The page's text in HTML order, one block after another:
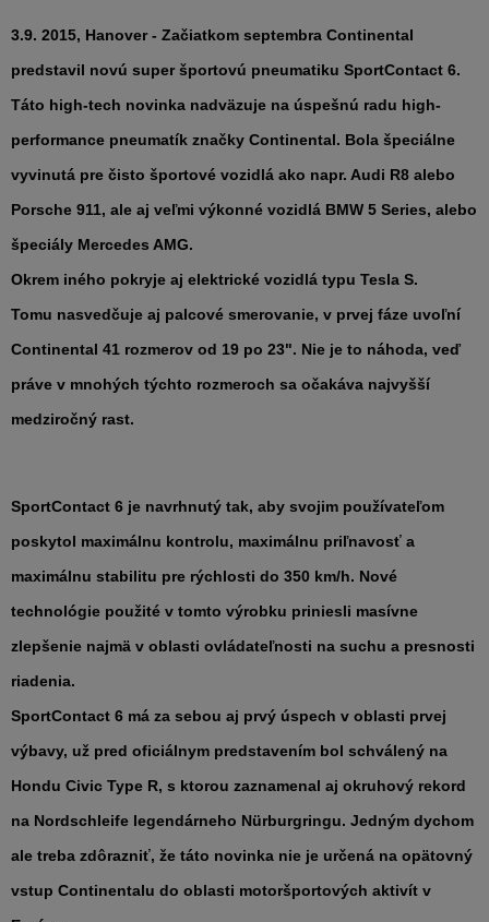
3.9. 2015, Hanover- Začiatkom septembra Continental
predstavil novú super športovú pneumatiku SportContact 6.
Táto high-tech novinka nadväzuje na úspešnú radu high-
performance pneumatík značky Continental. Bola špeciálne
vyvinutá pre čisto športové vozidlá ako napr. Audi R8 alebo
Porsche 911, ale aj veľmi výkonné vozidlá BMW 5 Series, alebo
špeciály Mercedes AMG.
Okrem iného pokryje aj elektrické vozidlá typu Tesla S.
Tomu nasvedčuje aj palcové smerovanie, v prvej fáze uvoľní
Continental 41 rozmerov od 19 po 23". Nie je to náhoda, veď
práve v mnohých týchto rozmeroch sa očakáva najvyšší
medziročný rast.
SportContact 6 je navrhnutý tak, aby svojim používateľom
poskytol maximálnu kontrolu, maximálnu priľnavosť a
maximálnu stabilitu pre rýchlosti do 350 km/h. Nové
technológie použité v tomto výrobku priniesli masívne
zlepšenie najmä v oblasti ovládateľnosti na suchu a presnosti
riadenia.
SportContact 6 má za sebou aj prvý úspech v oblasti prvej
výbavy, už pred oficiálnym predstavením bol schválený na
Hondu Civic Type R, s ktorou zaznamenal aj okruhový rekord
na Nordschleife legendárneho Nürburgringu. Jedným dychom
ale treba zdôrazniť, že táto novinka nie je určená na opätovný
vstup Continentalu do oblasti motoršportových aktivít v